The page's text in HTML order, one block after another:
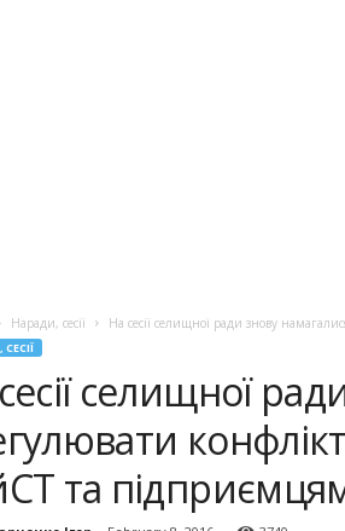
Наради, сесії На сесії селищної ради знову
селищної
та